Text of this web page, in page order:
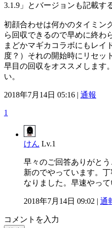
3.1.9」とバージョンも記載す
初顔合わせは何かのタイミン
ら回収できるので早めに終わ
まどかマギカコラボにもレイ
度？）それの開始時にリセッ
早目の回収をオススメします
い。
2018年7月14日 05:16 | 通報
1
けん Lv.1
早々のご回答ありがと
新のでやっています。
なりました。早速やって
2018年7月14日 09:02 | 通
コメントを入力